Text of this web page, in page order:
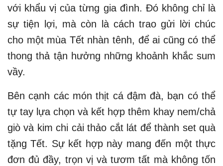
với khẩu vị của từng gia đình. Đó không chỉ là
sự tiện lợi, mà còn là cách trao gửi lời chúc
cho một mùa Tết nhàn tênh, để ai cũng có thể
thong thả tận hưởng những khoảnh khắc sum
vầy.
Bên cạnh các món thịt cá đậm đà, bạn có thể
tự tay lựa chọn và kết hợp thêm khay nem/chả
giò và kim chi cải thảo cắt lát để thành set quà
tặng Tết. Sự kết hợp này mang đến một thực
đơn đủ đầy, trọn vị và tươm tất mà không tốn